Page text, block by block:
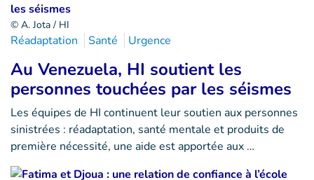
© A. Jota / HI
Réadaptation Santé Urgence
Au Venezuela, HI soutient les
personnes touchées par les séismes
Les équipes de HI continuent leur soutien aux personnes
sinistrées : réadaptation, santé mentale et produits de
première nécessité, une aide est apportée aux …